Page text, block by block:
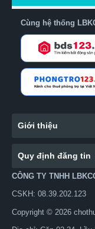
Cùng hệ thống
Giới thiệu
Quy định đăng tin
CÔNG TY TNHH
CSKH: 08.39.202.123
Copyright © 2026